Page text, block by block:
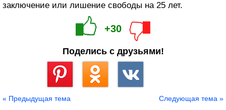
заключение или лишение свободы на 25 лет.
+30
Поделись с друзьями!
« Предыдущая тема Следующая тема »